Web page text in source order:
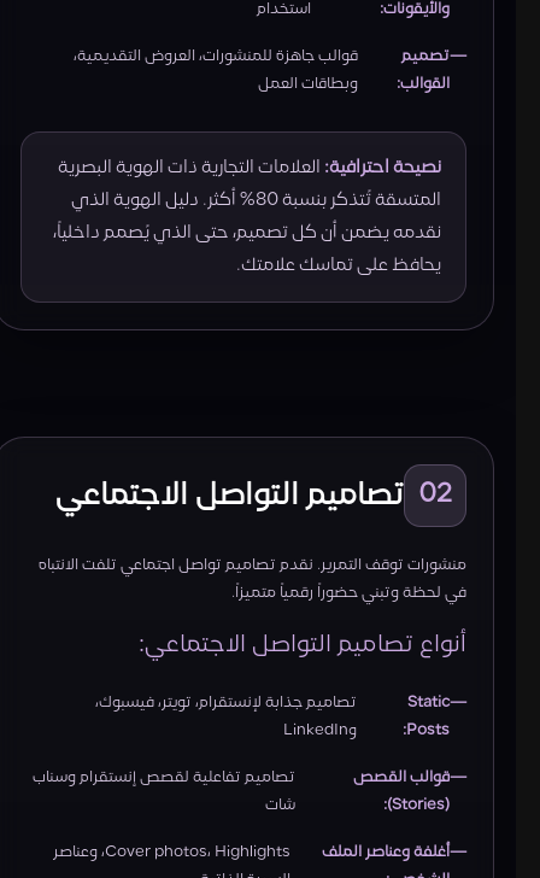
والأيقونات:
استخدام
تصميم
القوالب:
قوالب جاهزة للمنشورات، العروض التقديمية،
وبطاقات العمل
نصيحة احترافية: العلامات التجارية ذات الهوية البصرية
المتسقة تُتذكر بنسبة 80% أكثر. دليل الهوية الذي
نقدمه يضمن أن كل تصميم، حتى الذي يُصمم داخلياً،
يحافظ على تماسك علامتك.
02 تصاميم التواصل الاجتماعي
منشورات توقف التمرير. نقدم تصاميم تواصل اجتماعي تلفت الانتباه
في لحظة وتبني حضوراً رقمياً متميزاً.
أنواع تصاميم التواصل الاجتماعي:
Static
Posts:
تصاميم جذابة لإنستقرام، تويتر، فيسبوك،
وLinkedIn
قوالب القصص
(Stories):
تصاميم تفاعلية لقصص إنستقرام وسناب
شات
أغلفة وعناصر الملف
Cover photos، Highlights، وعناصر